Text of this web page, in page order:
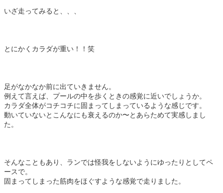
いざ走ってみると、、、
とにかくカラダが重い！！笑
足がなかなか前に出ていきません。
例えて言えば、プールの中を歩くときの感覚に近いでしょうか。
カラダ全体がコチコチに固まってしまっているような感じです。
動いていないとこんなにも衰えるのか〜とあらためて実感しまし
た。
そんなこともあり、ランでは怪我をしないようにゆったりとしてペ
ースで。
固まってしまった筋肉をほぐすような感覚で走りました。